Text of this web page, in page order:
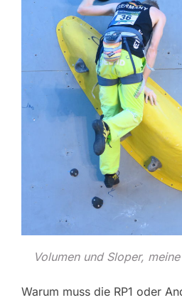
Volumen und Sloper,
Warum muss die RP1 oder